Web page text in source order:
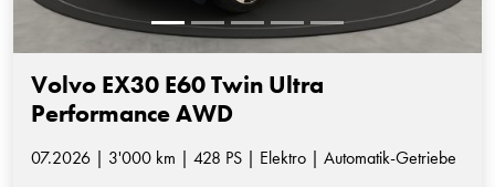
Volvo EX30 E60 Twin Ultra
Performance AWD
07.2026 | 3'000 km | 428 PS | Elektro | Automatik-Getriebe